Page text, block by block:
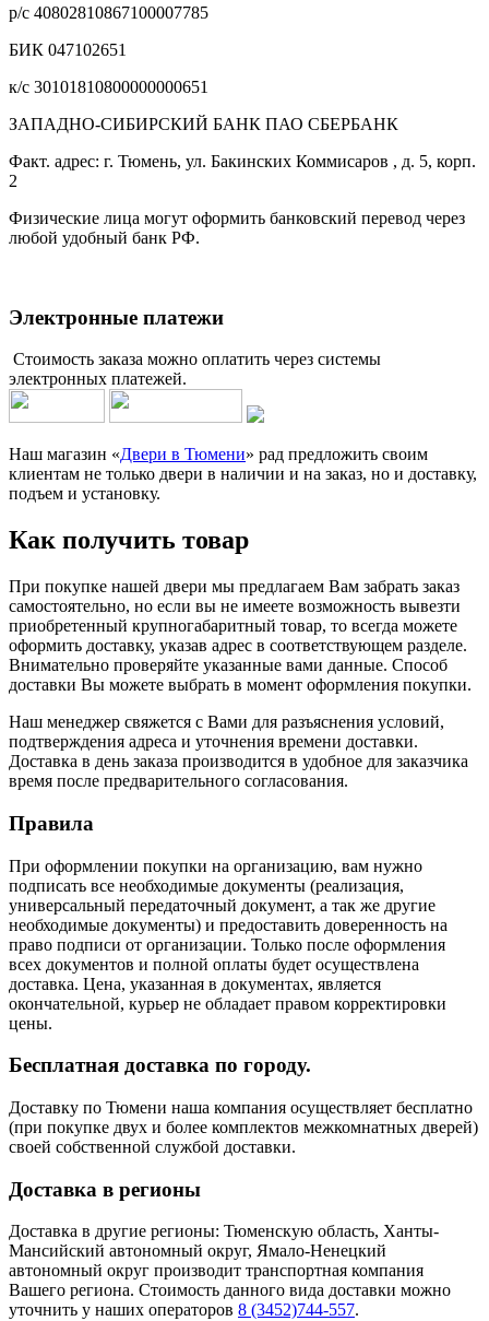
р/с 40802810867100007785
БИК 047102651
к/с 30101810800000000651
ЗАПАДНО-СИБИРСКИЙ БАНК ПАО СБЕРБАНК
Факт. адрес: г. Тюмень, ул. Бакинских Коммисаров , д. 5, корп.
2
Физические лица могут оформить банковский перевод через
любой удобный банк РФ.
Электронные платежи
Стоимость заказа можно оплатить через системы
электронных платежей.
Наш магазин «Двери в Тюмени» рад предложить своим
клиентам не только двери в наличии и на заказ, но и доставку,
подъем и установку.
Как получить товар
При покупке нашей двери мы предлагаем Вам забрать заказ
самостоятельно, но если вы не имеете возможность вывезти
приобретенный крупногабаритный товар, то всегда можете
оформить доставку, указав адрес в соответствующем разделе.
Внимательно проверяйте указанные вами данные. Способ
доставки Вы можете выбрать в момент оформления покупки.
Наш менеджер свяжется с Вами для разъяснения условий,
подтверждения адреса и уточнения времени доставки.
Доставка в день заказа производится в удобное для заказчика
время после предварительного согласования.
Правила
При оформлении покупки на организацию, вам нужно
подписать все необходимые документы (реализация,
универсальный передаточный документ, а так же другие
необходимые документы) и предоставить доверенность на
право подписи от организации. Только после оформления
всех документов и полной оплаты будет осуществлена
доставка. Цена, указанная в документах, является
окончательной, курьер не обладает правом корректировки
цены.
Бесплатная доставка по городу.
Доставку по Тюмени наша компания осуществляет бесплатно
(при покупке двух и более комплектов межкомнатных дверей)
своей собственной службой доставки.
Доставка в регионы
Доставка в другие регионы: Тюменскую область, Ханты-
Мансийский автономный округ, Ямало-Ненецкий
автономный округ производит транспортная компания
Вашего региона. Стоимость данного вида доставки можно
уточнить у наших операторов 8 (3452)744-557.